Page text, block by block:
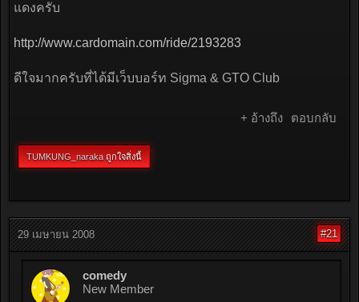
แดงครับ
http://www.cardomain.com/ride/2193283
ดีใจมากครับที่ได้มีเว็บบอร์ท Sigma & GTO Club
+ อ้างถึง ตอบกลับ
TUMKUNG_naraka ถูกใจสิ่งนี้
29 เมษายน 2008 #21
comedy
New Member